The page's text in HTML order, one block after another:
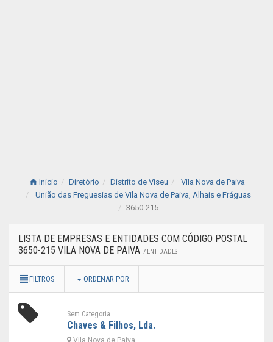
Início Diretório Distrito de Viseu
Vila Nova de Paiva
União das Freguesias de Vila Nova de Paiva, Alhais e Fráguas
3650-215
LISTA DE EMPRESAS E ENTIDADES COM CÓDIGO POSTAL
3650-215 VILA NOVA DE PAIVA 7 ENTIDADES
FILTROS ORDENAR POR
Sem Categoria
Chaves & Filhos, Lda.
Vila Nova de Paiva